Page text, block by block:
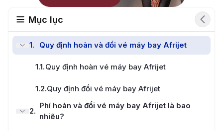
Mục lục
1. Quy định hoàn và đổi vé máy bay Afrijet
1.1.Quy định hoàn vé máy bay Afrijet
1.2.Quy định đổi vé máy bay Afrijet
2.
Phí hoàn và đổi vé máy bay Afrijet là bao
nhiêu?
Đổi vé nhanh chóng
Tư vấn nhiệt tình